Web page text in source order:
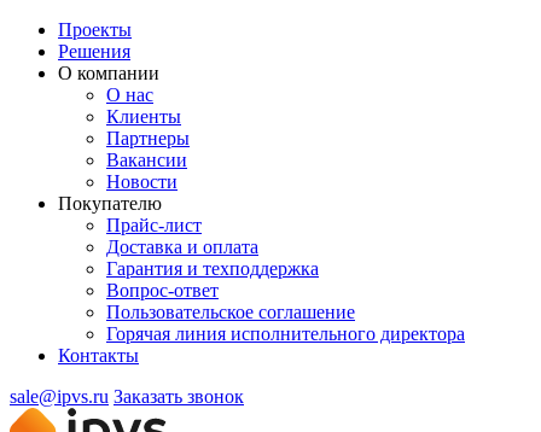
Проекты
Решения
О компании
О нас
Клиенты
Партнеры
Вакансии
Новости
Покупателю
Прайс-лист
Доставка и оплата
Гарантия и техподдержка
Вопрос-ответ
Пользовательское соглашение
Горячая линия исполнительного директора
Контакты
sale@ipvs.ru Заказать звонок